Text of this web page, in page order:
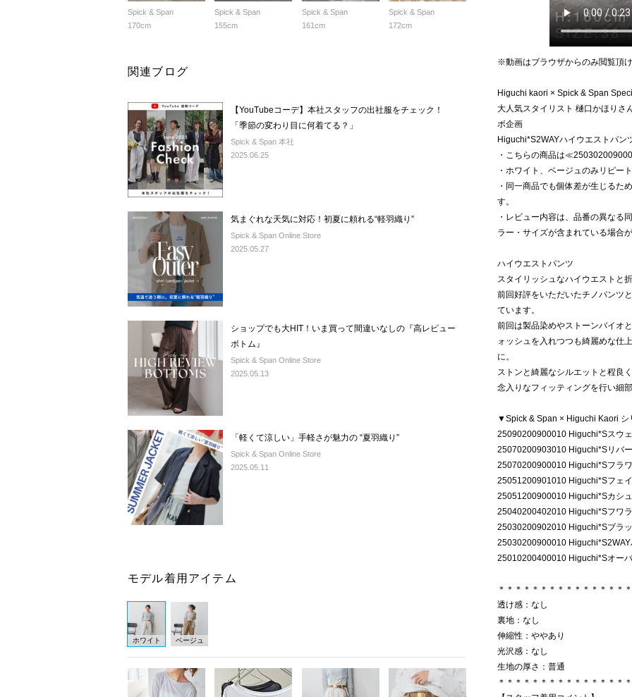
Spick & Span
170cm
Spick & Span
155cm
Spick & Span
161cm
Spick & Span
172cm
関連ブログ
【YouTubeコーデ】本社スタッフの出社服をチェック！
「季節の変わり目に何着てる？」
Spick & Span 本社
2025.06.25
気まぐれな天気に対応！初夏に頼れる“軽羽織り”
Spick & Span Online Store
2025.05.27
ショップでも大HIT！いま買って間違いなしの『高レビュー
ボトム』
Spick & Span Online Store
2025.05.13
「軽くて涼しい」手軽さが魅力の “夏羽織り”
Spick & Span Online Store
2025.05.11
モデル着用アイテム
ホワイト ベージュ
※動画はブラウザからのみ閲覧頂
Higuchi kaori × Spick & Span
大人気スタイリスト 樋口かほりさ
ボ企画
Higuchi*S2WAYハイウエストパン
・こちらの商品は
・ホワイト、ベージュのみリピー
・同一商品でも個体差が生じるた
す。
・レビュー内容は、品番の異なる
ラー・サイズが含まれている場合
ハイウエストパンツ
スタイリッシュなハイウエストと
前回好評をいただいたチノパンツ
ています。
前回は製品染めやストーンバイオ
ォッシュを入れつつも綺麗めな仕
に。
ストンと綺麗なシルエットと程良
念入りなフィッティングを行い細
▼Spick & Span × Higuchi Kaori シ
25090200900010 Higuchi*Sスウ
25070200903010 Higuchi*Sリバ
25070200900010 Higuchi*Sフラ
25051200901010 Higuchi*Sフェ
25051200900010 Higuchi*Sカシ
25040200402010 Higuchi*Sフワ
25030200902010 Higuchi*Sブラ
25030200900010
25010200400010 Higuchi*Sオー
＊＊＊＊＊＊＊＊＊＊＊＊＊＊＊
透け感：なし
裏地：なし
伸縮性：ややあり
光沢感：なし
生地の厚さ：普通
＊＊＊＊＊＊＊＊＊＊＊＊＊＊＊